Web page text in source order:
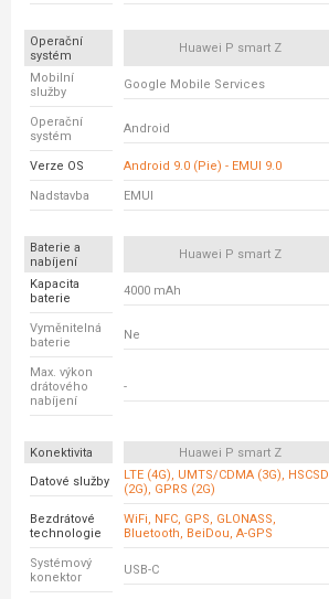
Operační
systém
Huawei P smart Z
Mobilní
služby
Google Mobile Services
Operační
systém
Android
Verze OS Android 9.0 (Pie) - EMUI 9.0
Nadstavba EMUI
Baterie a
nabíjení
Huawei P smart Z
Kapacita
baterie
4000 mAh
Vyměnitelná
baterie
Ne
Max. výkon
drátového
nabíjení
-
Konektivita Huawei P smart Z
Datové služby
LTE (4G), UMTS/CDMA (3G), HSCSD
(2G), GPRS (2G)
Bezdrátové
technologie
WiFi, NFC, GPS, GLONASS,
Bluetooth, BeiDou, A-GPS
Systémový
konektor
USB-C